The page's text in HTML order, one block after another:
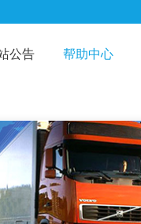
公告 帮助中心